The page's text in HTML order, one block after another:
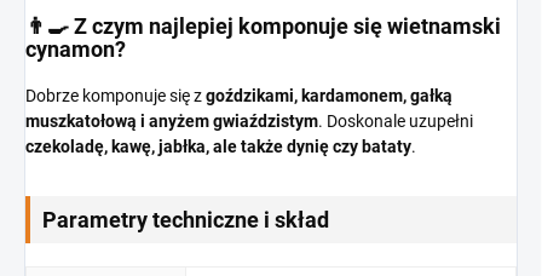
👨‍🍳 Z czym najlepiej komponuje się wietnamski
cynamon?
Dobrze komponuje się zgoździkami, kardamonem, gałką
muszkatołową i anyżem gwiaździstym. Doskonale uzupełni
czekoladę, kawę, jabłka, ale także dynię czy bataty.
Parametry techniczne i skład